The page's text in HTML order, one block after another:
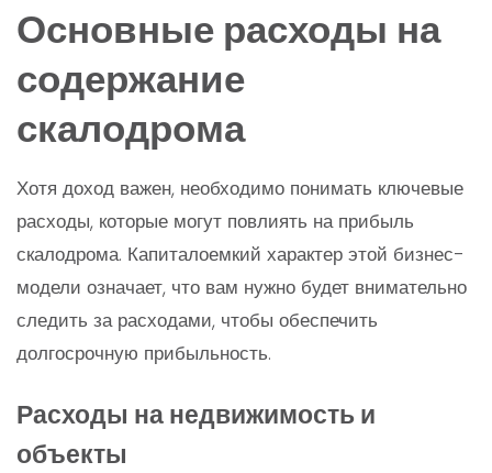
Основные расходы на
содержание
скалодрома
Хотя доход важен, необходимо понимать ключевые
расходы, которые могут повлиять на прибыль
скалодрома. Капиталоемкий характер этой бизнес-
модели означает, что вам нужно будет внимательно
следить за расходами, чтобы обеспечить
долгосрочную прибыльность.
Расходы на недвижимость и
объекты